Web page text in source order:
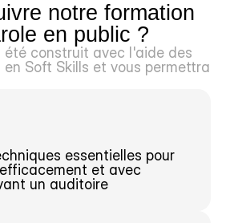
notre formation
en public ?
été construit avec l'aide des
en Soft Skills et vous permettra
essentielles pour
et avec
un auditoire